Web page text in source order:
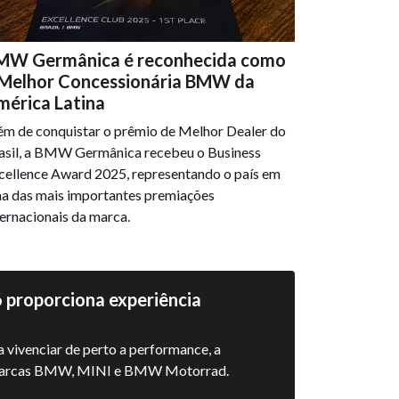
Germânica é reconhecida como
Concessionária BMW da
Latina
de conquistar o prêmio de Melhor Dealer do
a BMW Germânica recebeu o Business
Award 2025, representando o país em
das mais importantes premiações
da marca.
experiência
vivenciar de perto a performance, a
BMW, MINI e BMW Motorrad.